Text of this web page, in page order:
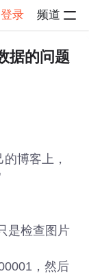
登录 频道
据的问题
博客上，
是检查图片
，然后